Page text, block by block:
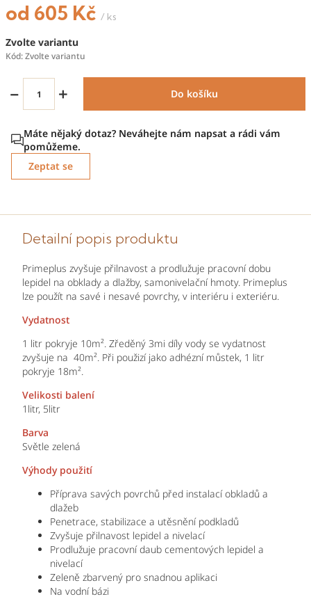
od 605 Kč / ks
cena:
Zvolte variantu
Kód:Zvolte variantu
+
− Do košíku
Zeptat se
Detailní popis produktu
Primeplus zvyšuje přilnavost a prodlužuje pracovní dobu
lepidel na obklady a dlažby, samonivelační hmoty. Primeplus
lze použít na savé i nesavé povrchy, v interiéru i exteriéru.
Vydatnost
1 litr pokryje 10m². Zředěný 3mi díly vody se vydatnost
zvyšuje na 40m². Při použizí jako adhézní můstek, 1 litr
pokryje 18m².
Velikosti balení
1litr, 5litr
Barva
Světle zelená
Výhody použití
Příprava savých povrchů před instalací obkladů a
dlažeb
Penetrace, stabilizace a utěsnění podkladů
Zvyšuje přilnavost lepidel a nivelací
Prodlužuje pracovní daub cementových lepidel a
nivelací
Zeleně zbarvený pro snadnou aplikaci
Na vodní bázi